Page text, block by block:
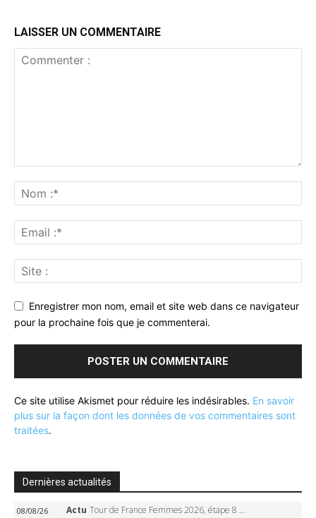
LAISSER UN COMMENTAIRE
Enregistrer mon nom, email et site web dans ce navigateur
pour la prochaine fois que je commenterai.
Ce site utilise Akismet pour réduire les indésirables. En savoir
plus sur la façon dont les données de vos commentaires sont
traitées.
Dernières actualités
08/08/26 Actu Tour de France Femmes 2026, étape 8 – Demi Vollering gagne à Nice, reprend le jaune, Niewiadoma à 8 secondes